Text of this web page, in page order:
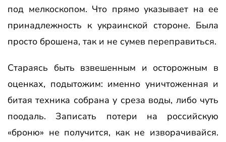
под мелкоскопом. Что прямо указывает на ее
принадлежность к украинской стороне. Была
просто брошена, так и не сумев переправиться.
Стараясь быть взвешенным и осторожным в
оценках, подытожим: именно уничтоженная и
битая техника собрана у среза воды, либо чуть
поодаль. Записать потери на российскую
«броню» не получится, как не изворачивайся.